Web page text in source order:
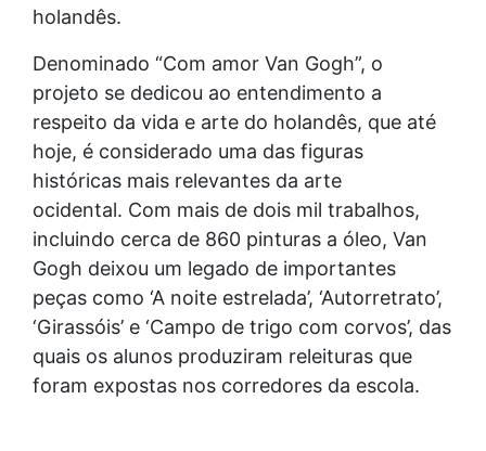
holandês.
Denominado “Com amor Van Gogh”, o
projeto se dedicou ao entendimento a
respeito da vida e arte do holandês, que até
hoje, é considerado uma das figuras
históricas mais relevantes da arte
ocidental. Com mais de dois mil trabalhos,
incluindo cerca de 860 pinturas a óleo, Van
Gogh deixou um legado de importantes
peças como ‘A noite estrelada’, ‘Autorretrato’,
‘Girassóis’ e ‘Campo de trigo com corvos’, das
quais os alunos produziram releituras que
foram expostas nos corredores da escola.